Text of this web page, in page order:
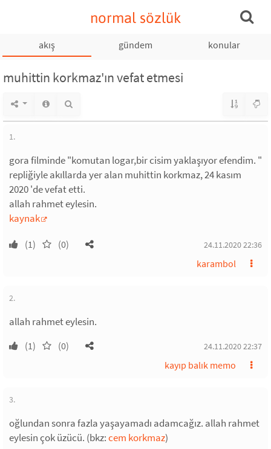
normal sözlük
akış gündem konular
muhittin korkmaz'ın vefat etmesi
1.
gora filminde "komutan logar,bir cisim yaklaşıyor efendim. "
repliğiyle akıllarda yer alan muhittin korkmaz, 24 kasım
2020 'de vefat etti.
allah rahmet eylesin.
kaynak
(1) (0) 24.11.2020 22:36
karambol
2.
allah rahmet eylesin.
(1) (0) 24.11.2020 22:37
kayıp balık memo
3.
oğlundan sonra fazla yaşayamadı adamcağız. allah rahmet
eylesin çok üzücü. (bkz:cem korkmaz)